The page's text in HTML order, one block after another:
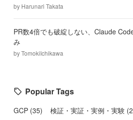
by Harunari Takata
PR数4倍でも破綻しない、Claude
み
byTomokiIchikawa
Popular Tags
GCP (35) 検証・実証・実例・実験 (